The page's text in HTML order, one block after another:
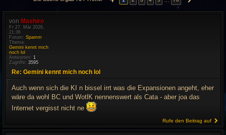
von Mashiro
Fr 27. Mär 2026,
21:36
Forum: Spamm
Thema:
Gemini kennt mich
noch lol
Antworten: 1
Zugriffe: 3595
Re: Gemini kennt mich noch lol
Auch wenn sich die KI n bissel irrt was die Expansionen angeht, eher
wäre da wohl BC und WotlK nennenswert als Cata - aber joa das
Internet vergisst nicht ne
Rufe den Beitrag auf